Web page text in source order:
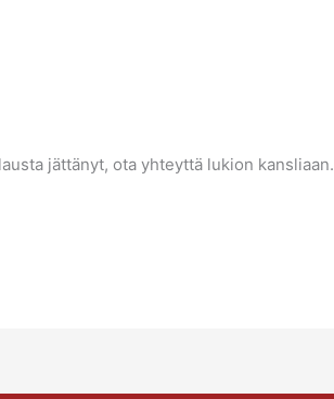
jättänyt, ota yhteyttä lukion kansliaan.